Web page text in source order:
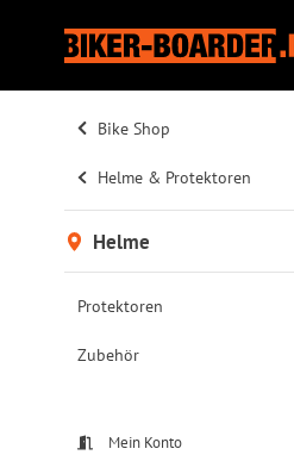
Bike Shop
Helme & Protektoren
Helme
Protektoren
Zubehör
Mein Konto